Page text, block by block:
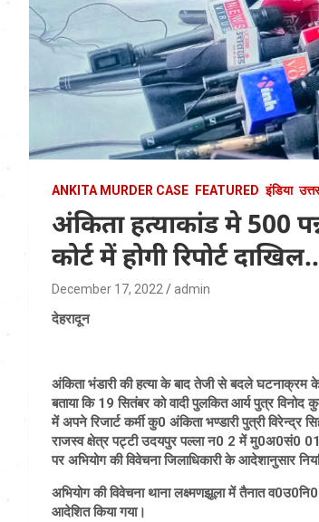
ANKITA MURDER CASE FEATURED इंडिया
अंकिता हत्याकांड मे 500
कोर्ट में होगी रिपोर्ट
December 17, 2022 admin
देहरादून
अंकिता भंडारी की हत्या के बाद तेजी से बदले घटनाक्रम
बताया कि 19 सितंबर को वादी पुलकित आर्य पुत्र विनोद
में अपने रिजार्ट कर्मी कु0 अंकिता भण्डारी पुत्री
राजस्व क्षेत्र पट्टी उदयपुर पल्ला न0 2 में मु0अ0सं0 01/
पर अभियोग की विवेचना जिलाधिकारी के आदेशानुसार
अभियोग की विवेचना थाना लक्ष्मणझूला में तैनात
आदेशित किया गया।